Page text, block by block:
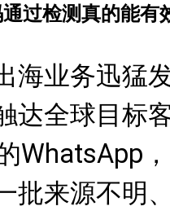
过检测真的能有
海业务迅猛
达全球目标
WhatsApp
批来源不明